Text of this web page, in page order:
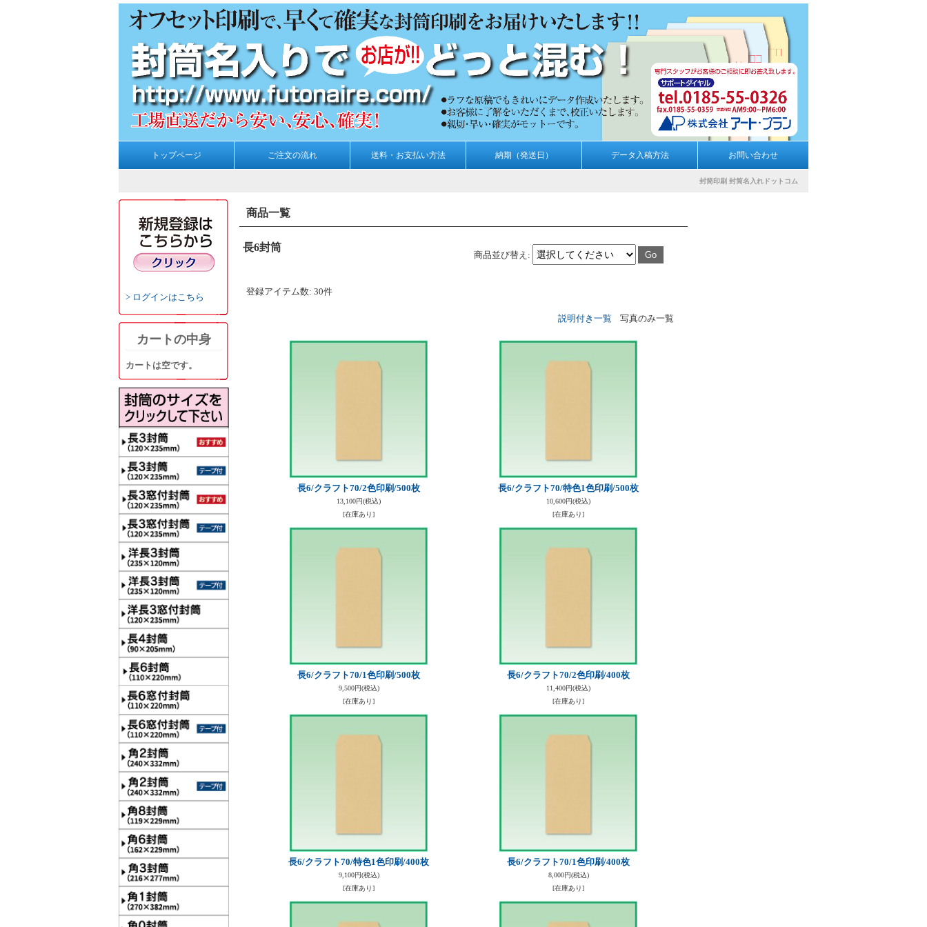
トップページ ご注文の流れ 送料・お支払い方法 納期（発送日） データ入稿方法 お問い合わせ
封筒印刷 封筒名入れドットコム
ログインはこちら
カートの中身
カートは空です。
商品一覧
長6封筒
商品並び替え :
登録アイテム数: 30件
説明付き一覧 写真のみ一覧
長6/クラフト70/2色印刷/500枚
13,100円(税込)
[在庫あり]
長6/クラフト70/特色1色印刷/500枚
10,600円(税込)
[在庫あり]
長6/クラフト70/1色印刷/500枚
9,500円(税込)
[在庫あり]
長6/クラフト70/2色印刷/400枚
11,400円(税込)
[在庫あり]
長6/クラフト70/特色1色印刷/400枚
9,100円(税込)
[在庫あり]
長6/クラフト70/1色印刷/400枚
8,000円(税込)
[在庫あり]